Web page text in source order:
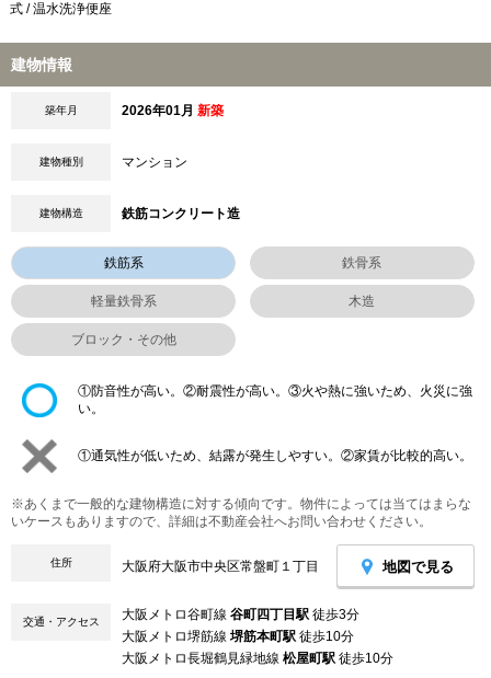
式 / 温水洗浄便座
建物情報
築年月 2026年01月 新築
建物種別 マンション
建物構造 鉄筋コンクリート造
鉄筋系 鉄骨系
軽量鉄骨系 木造
ブロック・その他
①防音性が高い。②耐震性が高い。③火や熱に強いため、火災に強
い。
①通気性が低いため、結露が発生しやすい。②家賃が比較的高い。
※あくまで一般的な建物構造に対する傾向です。物件によっては当てはまらな
いケースもありますので、詳細は不動産会社へお問い合わせください。
住所 大阪府大阪市中央区常盤町１丁目 地図で見る
交通・アクセス 大阪メトロ谷町線 谷町四丁目駅 徒歩3分
大阪メトロ堺筋線 堺筋本町駅 徒歩10分
大阪メトロ長堀鶴見緑地線 松屋町駅 徒歩10分